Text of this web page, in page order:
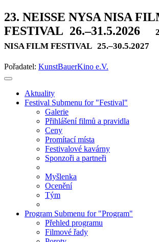
23. NEISSE NYSA NISA
FESTIVAL 26.–31.5.2026
NISA FILM FESTIVAL 25.–30.5.2027
Pořadatel: KunstBauerKino e.V.
Aktuality
Festival Submenu for "Festival"
Galerie
Přihlášení filmů a pravidla
Ceny
Promítací místa
Festivalové kavárny
Sponzoři a partneři
Myšlenka
Ocenění
Tým
Program Submenu for "Program"
Přehled programu
Filmové řady